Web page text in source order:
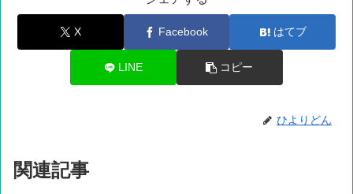
X Facebook はてブ
LINE コピー
ひよりどん
関連記事